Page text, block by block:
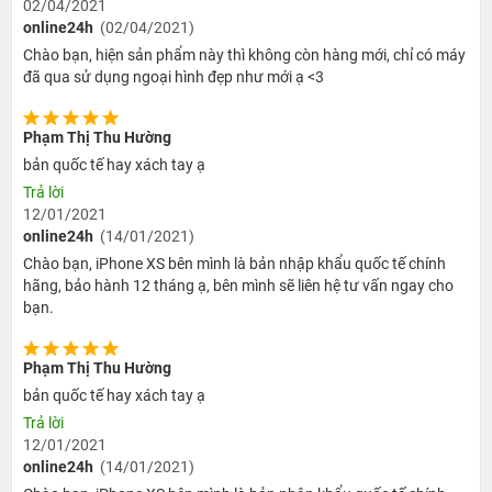
thỏ như người tiền nhiệm, iPhone XS có màn hình lớn hơn như
kích thước vẫn nhỏ hơn so với những chiếc iPhone thông thường.
Màn hình mới cũng đạt chuẩn HDR10 và cả Dolby Vision. Ngay cả
chiếc iPhone X 2017. Điều này tạo cho người dùng cảm giác màn
hình sống động và chân thật hơn.
Ngoài ra, chiếc iPhone XS cũng được nâng cấp về độ mượt cảm
ứng. Touch sensing của chiếc máy này lên tới 120Hz giúp các bạn
02/04/2021
online24h (02/04/2021)
Chào bạn, hiện sản phẩm này thì không còn hàng mới, chỉ có máy
đã qua sử dụng ngoại hình đẹp như mới ạ <3
Phạm Thị Thu Hường
bản quốc tế hay xách tay ạ
Trả lời
12/01/2021
online24h (14/01/2021)
Chào bạn, iPhone XS bên mình là bản nhập khẩu quốc tế chính
hãng, bảo hành 12 tháng ạ, bên mình sẽ liên hệ tư vấn ngay cho
bạn.
Phạm Thị Thu Hường
bản quốc tế hay xách tay ạ
Trả lời
12/01/2021
online24h (14/01/2021)